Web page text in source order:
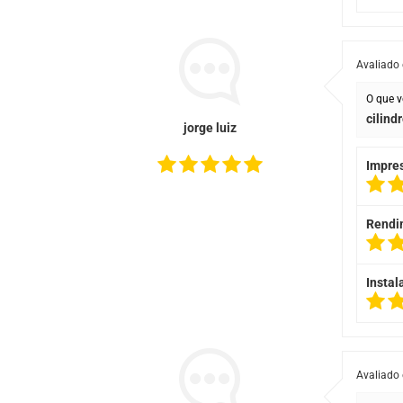
jorge luiz
Avaliado
O que
Avaliado